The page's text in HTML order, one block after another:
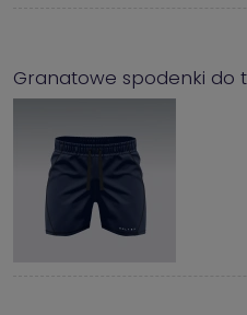
Granatowe spodenki do